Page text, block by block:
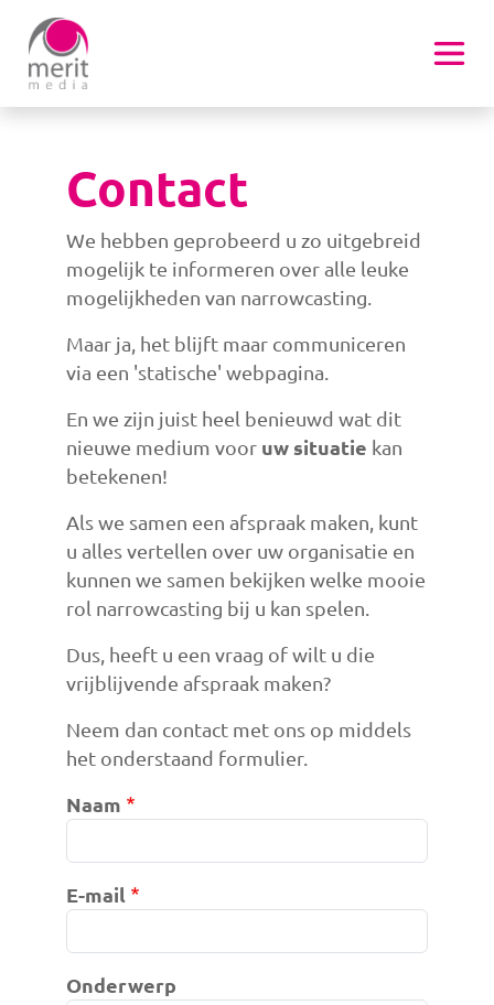
Overslaan en naar de inhoud gaan
Contact
We hebben geprobeerd u zo uitgebreid
mogelijk te informeren over alle leuke
mogelijkheden van narrowcasting.
Maar ja, het blijft maar communiceren
via een 'statische' webpagina.
En we zijn juist heel benieuwd wat dit
nieuwe medium voor uw situatie kan
betekenen!
Als we samen een afspraak maken, kunt
u alles vertellen over uw organisatie en
kunnen we samen bekijken welke mooie
rol narrowcasting bij u kan spelen.
Dus, heeft u een vraag of wilt u die
vrijblijvende afspraak maken?
Neem dan contact met ons op middels
het onderstaand formulier.
Naam
E-mail
Onderwerp